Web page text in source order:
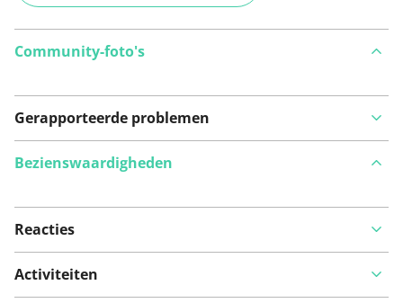
Community-foto's
Gerapporteerde problemen
Bekijk op kaart
Bezienswaardigheden
Reacties
Activiteiten